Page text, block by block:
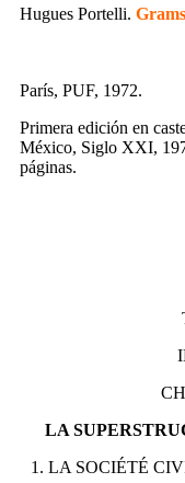
Hugues Portelli.
París, PUF, 1972.
Primera edición en
México, Siglo XXI,
páginas.
LA
1. LA SOCIÉTÉ